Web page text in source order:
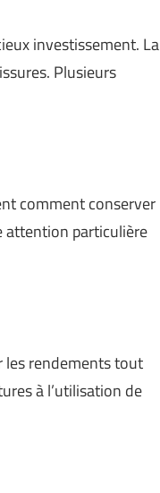
investissement. La
Plusieurs
comment conserver
attention particulière
les rendements tout
à l’utilisation de